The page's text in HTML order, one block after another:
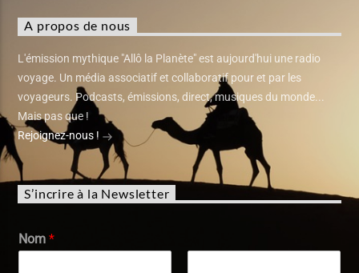
A propos de nous
L'émission mythique "Allô la Planète" est aujourd'hui une radio
voyage. Un média associatif et collaboratif pour et par les
voyageurs. Podcasts, émissions, direct, musiques du monde...
Mais pas que !
Rejoignez-nous !
S’incrire à la Newsletter
Nom*